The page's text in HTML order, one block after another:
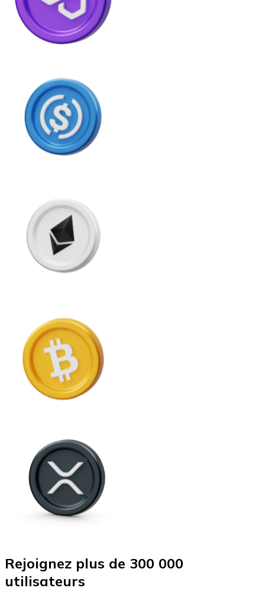
Rejoignez plus de 300 000
utilisateurs